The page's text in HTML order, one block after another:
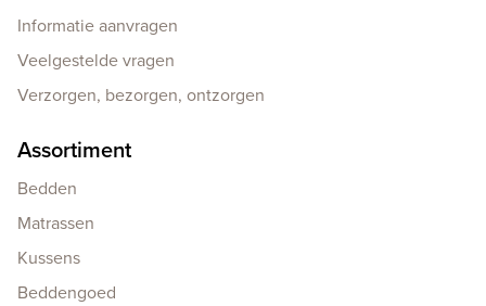
Informatie aanvragen
Veelgestelde vragen
Verzorgen, bezorgen, ontzorgen
Assortiment
Bedden
Matrassen
Kussens
Beddengoed